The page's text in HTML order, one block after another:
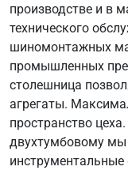
производстве и в
технического
шиномонтажных
промышленных
столешница
агрегаты.
пространство
двухтумбовому